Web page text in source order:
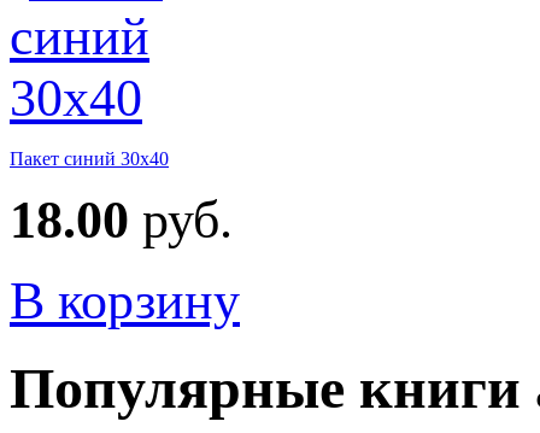
Пакет синий 30х40
18.00 руб.
В корзину
Популярные книги